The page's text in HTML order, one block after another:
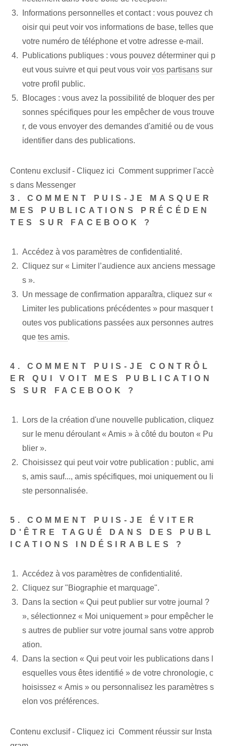
Informations personnelles et contact : vous pouvez ch
oisir qui peut voir vos informations de base, telles que
votre numéro de téléphone et votre adresse e-mail.
Publications publiques : vous pouvez déterminer qui p
eut vous suivre et qui peut vous voir vos partisans sur
votre profil public.
Blocages : vous avez la possibilité de bloquer des per
sonnes spécifiques pour les empêcher de vous trouve
r, de vous envoyer des demandes d'amitié ou de vous
identifier dans des publications.
Contenu exclusif - Cliquez ici Comment supprimer l'accè
s dans Messenger
3. COMMENT PUIS-JE MASQUER
MES PUBLICATIONS PRÉCÉDEN
TES SUR FACEBOOK ?
Accédez à vos paramètres de confidentialité.
Cliquez sur « Limiter l’audience aux anciens message
s ».
Un message de confirmation apparaîtra, cliquez sur «
Limiter les publications précédentes » pour masquer t
outes vos publications passées aux personnes autres
que tes amis.
4. COMMENT PUIS-JE CONTRÔL
ER QUI VOIT MES PUBLICATION
S SUR FACEBOOK ?
Lors de la création d'une nouvelle publication, cliquez
sur le menu déroulant « Amis » à côté du bouton « Pu
blier ».
Choisissez qui peut voir votre publication : public, ami
s, amis sauf..., amis spécifiques, moi uniquement ou li
ste personnalisée.
5. COMMENT PUIS-JE ÉVITER
D'ÊTRE TAGUÉ DANS DES PUBL
ICATIONS INDÉSIRABLES ?
Accédez à vos paramètres de confidentialité.
Cliquez sur "Biographie et marquage".
Dans la section « Qui peut publier sur votre journal ?
», sélectionnez « Moi uniquement » pour empêcher le
s autres de publier sur votre journal sans votre approb
ation.
Dans la section « Qui peut voir les publications dans l
esquelles vous êtes identifié » de votre chronologie, c
hoisissez « Amis » ou personnalisez les paramètres s
elon vos préférences.
Contenu exclusif - Cliquez ici Comment réussir sur Insta